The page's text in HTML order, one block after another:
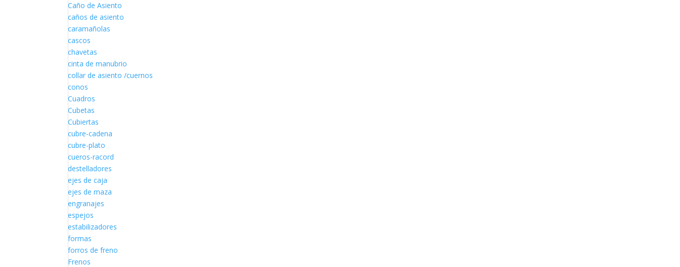
Caño de Asiento
caños de asiento
caramañolas
cascos
chavetas
cinta de manubrio
collar de asiento /cuernos
conos
Cuadros
Cubetas
Cubiertas
cubre-cadena
cubre-plato
cueros-racord
destelladores
ejes de caja
ejes de maza
engranajes
espejos
estabilizadores
formas
forros de freno
Frenos